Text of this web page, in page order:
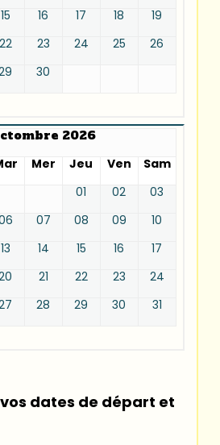
15 16 17 18
19
22 23 24 25
26
30
2026
Mer Jeu Ven
Sam
01
02
03
07 08 09
10
13 14 15 16
17
21 22 23
24
28 29 30 31
dates de départ et